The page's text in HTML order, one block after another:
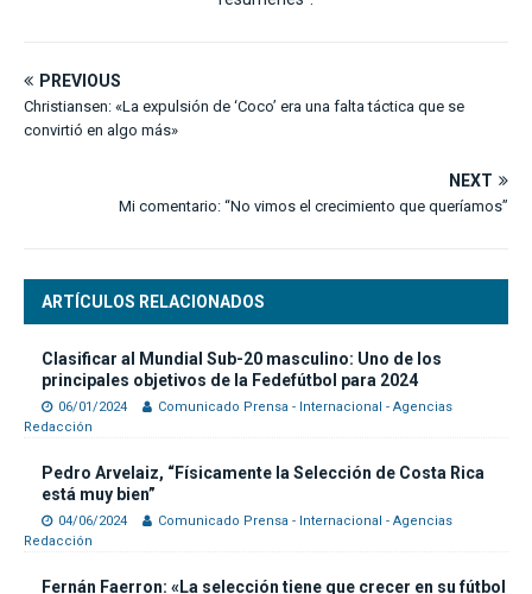
PREVIOUS
Christiansen: «La expulsión de ‘Coco’ era una falta táctica que se
convirtió en algo más»
NEXT
Mi comentario: “No vimos el crecimiento que queríamos”
ARTÍCULOS RELACIONADOS
Clasificar al Mundial Sub-20 masculino: Uno de los
principales objetivos de la Fedefútbol para 2024
06/01/2024
Comunicado Prensa - Internacional - Agencias
Redacción
Pedro Arvelaiz, “Físicamente la Selección de Costa Rica
está muy bien”
04/06/2024
Comunicado Prensa - Internacional - Agencias
Redacción
Fernán Faerron: «La selección tiene que crecer en su fútbol